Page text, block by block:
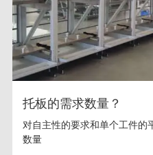
托板的需求数量？
对自主性的要求和单个工件的
数量